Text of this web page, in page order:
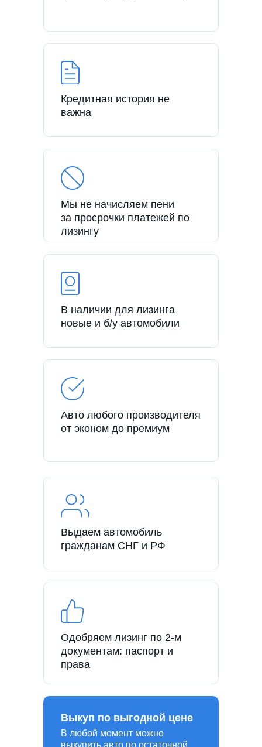
Кредитная история не
важна
Мы не начисляем пени
за просрочки платежей по
лизингу
В наличии для лизинга
новые и б/у автомобили
Авто любого производителя
от эконом до премиум
Выдаем автомобиль
гражданам СНГ и РФ
Одобряем лизинг по 2-м
документам: паспорт и
права
В любой момент можно
выкупить авто по остаточной
Выкуп по выгодной цене